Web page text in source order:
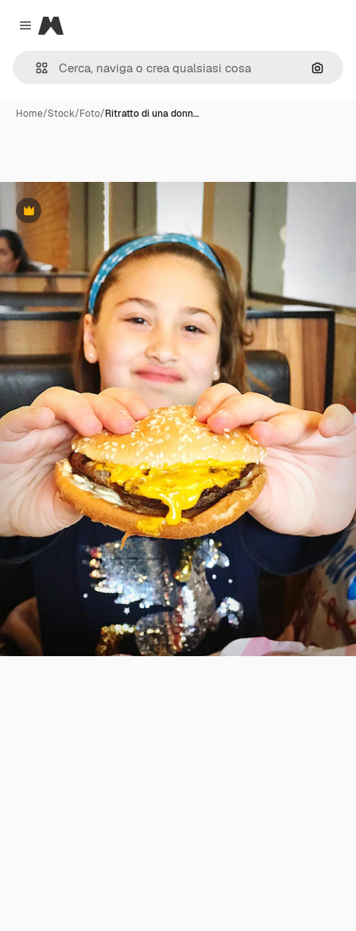
Close menu
Magnific
Cerca
Home/Stock/Foto/Ritratto di una donn…
Premium